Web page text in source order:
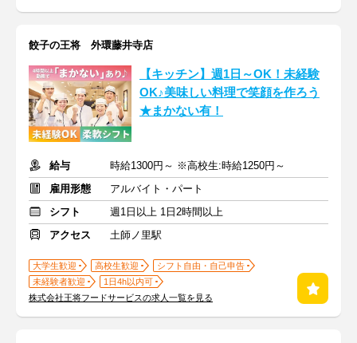
餃子の王将 外環藤井寺店
【キッチン】週1日～OK！未経験
OK♪美味しい料理で笑顔を作ろう
★まかない有！
給与
時給1300円～ ※高校生:時給1250円～
雇用形態
アルバイト・パート
シフト
週1日以上 1日2時間以上
アクセス
土師ノ里駅
大学生歓迎 高校生歓迎
シフト自由・自己申告
未経験者歓迎
1日4h以内可
株式会社王将フードサービスの求人一覧を見る